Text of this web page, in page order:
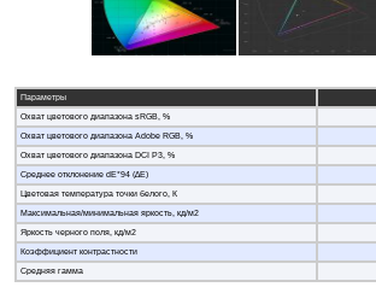
Параметры
Охват цветового диапазона sRGB, %
Охват цветового диапазона Adobe RGB, %
Охват цветового диапазона DCI P3, %
Среднее отклонение dE*94 (∆E)
Цветовая температура точки белого, К
Максимальная/минимальная яркость, кд/м2
Яркость черного поля, кд/м2
Коэффициент контрастности
Средняя гамма